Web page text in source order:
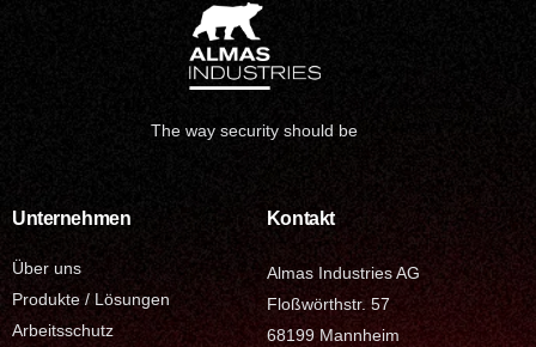
The way security should be
Unternehmen
Über uns
Produkte / Lösungen
Arbeitsschutz
Kontakt
Almas Industries AG
Floßwörthstr. 57
68199 Mannheim